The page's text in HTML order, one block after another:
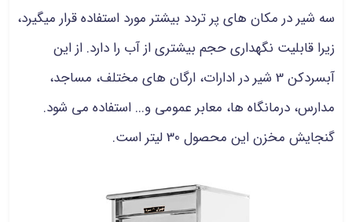
سه شیر در مکان های پر تردد بیشتر مورد استفاده قرار میگیرد،
زیرا قابلیت نگهداری حجم بیشتری از آب را دارد. از این
آبسردکن 3 شیر در ادارات، ارگان‌ های مختلف، مساجد،
مدارس، درمانگاه ها، معابر عمومی و... استفاده می شود.
گنجایش مخزن این محصول 30 لیتر است.